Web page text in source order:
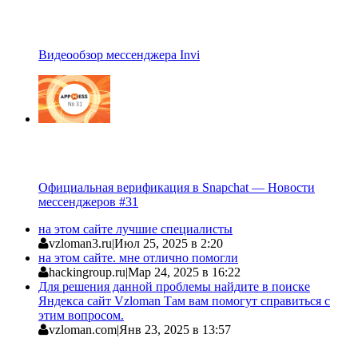
Видеообзор мессенджера Invi
Официальная верификация в Snapchat — Новости
мессенджеров #31
на этом сайте лучшие специалисты
vzloman3.ru|Июл 25, 2025 в 2:20
на этом сайте. мне отлично помогли
hackingroup.ru|Мар 24, 2025 в 16:22
Для решения данной проблемы найдите в поиске
Яндекса сайт Vzloman Там вам помогут справиться с
этим вопросом.
vzloman.com|Янв 23, 2025 в 13:57